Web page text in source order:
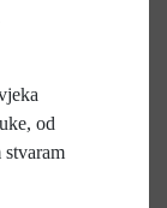
od